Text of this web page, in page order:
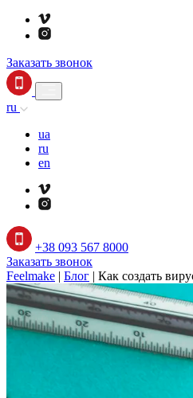
Заказать звонок
ru
ua
ru
en
+38 093 567 8000
Заказать звонок
Feelmake | Блог | Как создать